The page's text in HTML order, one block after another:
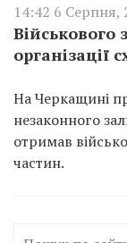
14:42 6 Серпня,
організації
На Черкащині
незаконного
отримав
частин.